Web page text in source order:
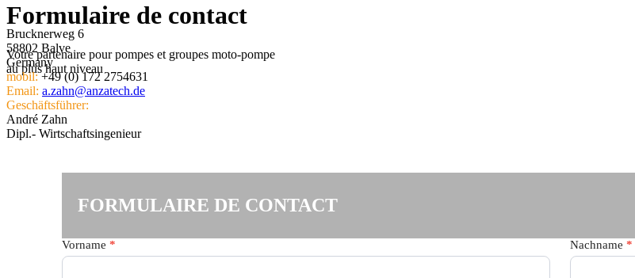
Formulaire de contact
Votre partenaire pour pompes et groupes moto-pompe
au plus haut niveau
Brucknerweg 6
58802 Balve
Germany
mobil:+49 (0) 172 2754631
Email: a.zahn@anzatech.de
Geschäftsführer:
André Zahn
Dipl.- Wirtschaftsingenieur
FORMULAIRE DE CONTACT
Vorname * Nachname*